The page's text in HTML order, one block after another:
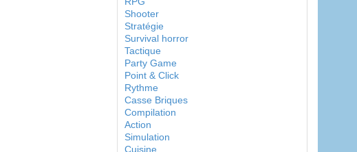
Shooter
Stratégie
Survival horror
Tactique
Party Game
Point & Click
Rythme
Casse Briques
Compilation
Action
Simulation
Cuisine